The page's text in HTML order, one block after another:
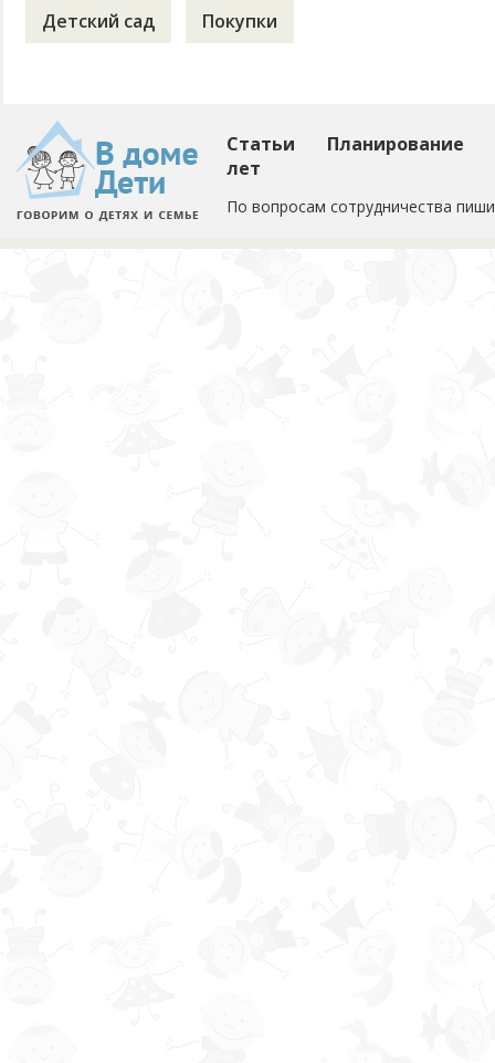
Детский сад Покупки
Статьи
Планирование
лет
По вопросам сотрудничества